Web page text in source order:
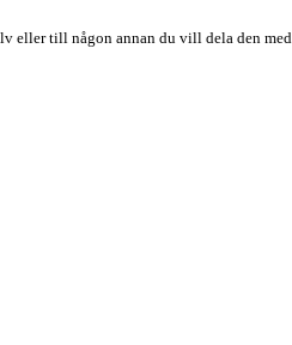
eller till någon annan du vill dela den med.